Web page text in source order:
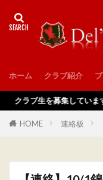
ホーム クラブ紹介
ブ生を募集しています‼️お
HOME 連絡板